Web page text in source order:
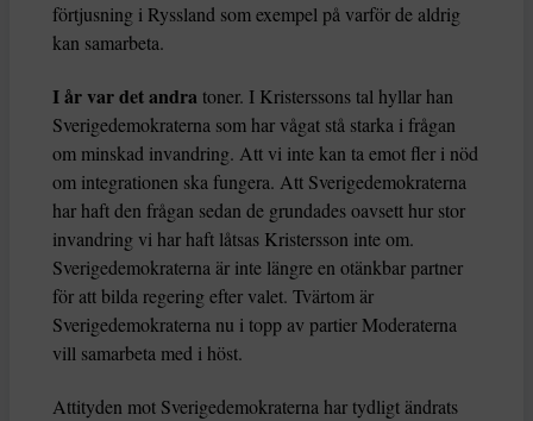
förtjusning i Ryssland som exempel på varför de aldrig
kan samarbeta.
I år var det andratoner. I Kristerssons tal hyllar han
Sverigedemokraterna som har vågat stå starka i frågan
om minskad invandring. Att vi inte kan ta emot fler i nöd
om integrationen ska fungera. Att Sverigedemokraterna
har haft den frågan sedan de grundades oavsett hur stor
invandring vi har haft låtsas Kristersson inte om.
Sverigedemokraterna är inte längre en otänkbar partner
för att bilda regering efter valet. Tvärtom är
Sverigedemokraterna nu i topp av partier Moderaterna
vill samarbeta med i höst.
Attityden mot Sverigedemokraterna har tydligt ändrats